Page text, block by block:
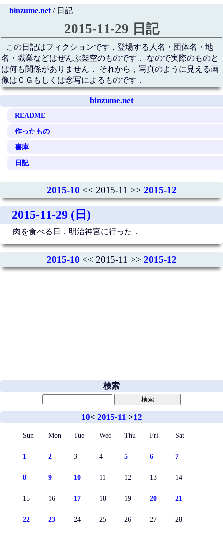
binzume.net/ 日記
2015-11-29 日記
この日記はフィクションです．登場する人名・団体名・地
名・職業などはぜんぶ架空のものです． なので実際のものと
は何も関係がありません． それから，写真のように見える画
像はＣＧもしくは念写によるものです．
binzume.net
README
作ったもの
書庫
日記
2015-10 << 2015-11 >> 2015-12
2015-11-29 (日)
肉を食べる日．明治神宮に行った．
2015-10 << 2015-11 >> 2015-12
検索
10< 2015-11 >12
Sun Mon Tue Wed Thu Fri Sat
1 2 3 4 5 6 7
8 9 10 11 12 13 14
15 16 17 18 19 20 21
22 23 24 25 26 27 28